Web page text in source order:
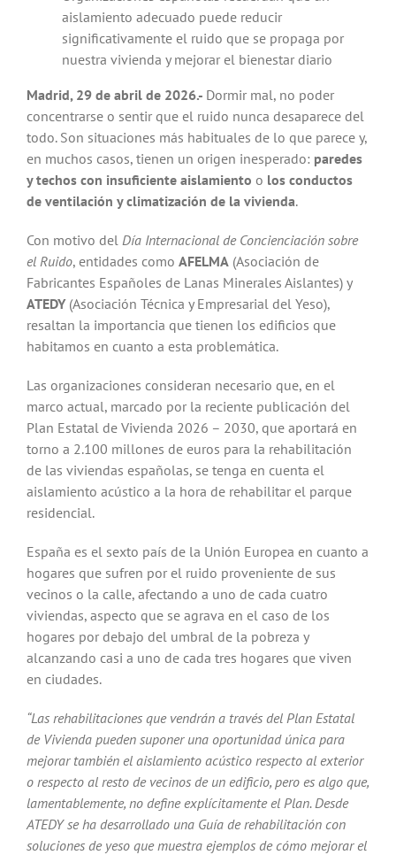
aislamiento adecuado puede reducir
significativamente el ruido que se propaga por
nuestra vivienda y mejorar el bienestar diario
Madrid, 29 de abril de 2026.- Dormir mal, no poder
concentrarse o sentir que el ruido nunca desaparece del
todo. Son situaciones más habituales de lo que parece y,
en muchos casos, tienen un origen inesperado: paredes
y techos con insuficiente aislamiento o los conductos
de ventilación y climatización de la vivienda.
Con motivo del Día Internacional de Concienciación sobre
el Ruido, entidades como AFELMA(Asociación de
Fabricantes Españoles de Lanas Minerales Aislantes) y
ATEDY (Asociación Técnica y Empresarial del Yeso),
resaltan la importancia que tienen los edificios que
habitamos en cuanto a esta problemática.
Las organizaciones consideran necesario que, en el
marco actual, marcado por la reciente publicación del
Plan Estatal de Vivienda 2026 – 2030, que aportará en
torno a 2.100 millones de euros para la rehabilitación
de las viviendas españolas, se tenga en cuenta el
aislamiento acústico a la hora de rehabilitar el parque
residencial.
España es el sexto país de la Unión Europea en cuanto a
hogares que sufren por el ruido proveniente de sus
vecinos o la calle, afectando a uno de cada cuatro
viviendas, aspecto que se agrava en el caso de los
hogares por debajo del umbral de la pobreza y
alcanzando casi a uno de cada tres hogares que viven
en ciudades.
“Las rehabilitaciones que vendrán a través del Plan Estatal
de Vivienda pueden suponer una oportunidad única para
mejorar también el aislamiento acústico respecto al exterior
o respecto al resto de vecinos de un edificio, pero es algo que,
lamentablemente, no define explícitamente el Plan. Desde
ATEDY se ha desarrollado una Guía de rehabilitación con
soluciones de yeso que muestra ejemplos de cómo mejorar el